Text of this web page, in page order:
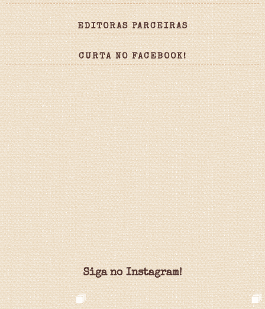
EDITORAS PARCEIRAS
CURTA NO FACEBOOK!
Siga no Instagram!